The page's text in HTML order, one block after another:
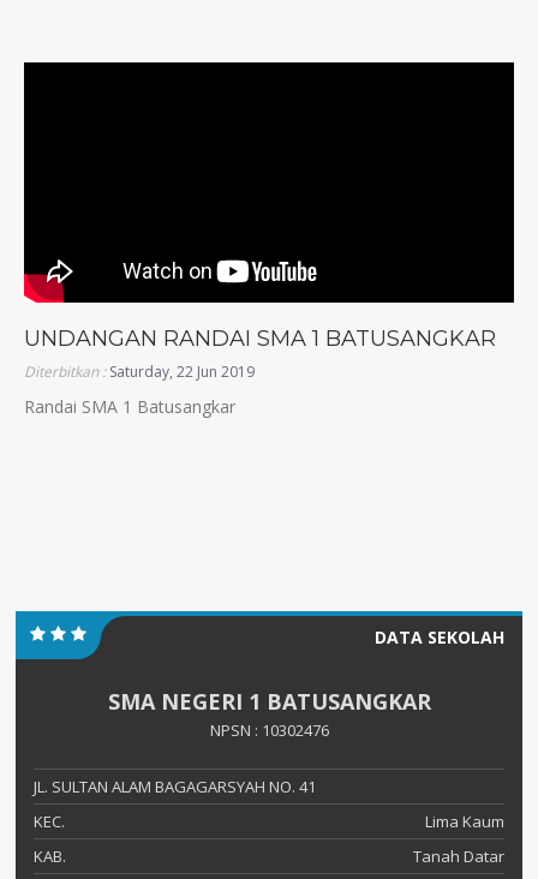
UNDANGAN RANDAI SMA 1 BATUSANGKAR
Diterbitkan :Saturday, 22 Jun 2019
Randai SMA 1 Batusangkar
DATA SEKOLAH
SMA NEGERI 1 BATUSANGKAR
NPSN : 10302476
JL. SULTAN ALAM BAGAGARSYAH NO. 41
KEC.
Lima Kaum
KAB.
Tanah Datar